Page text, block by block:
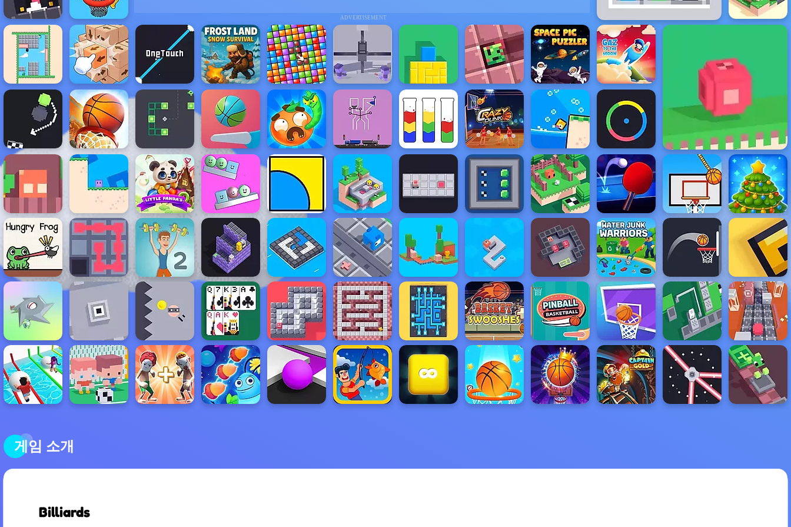
ADVERTISEMENT
게임 소개
Billiards